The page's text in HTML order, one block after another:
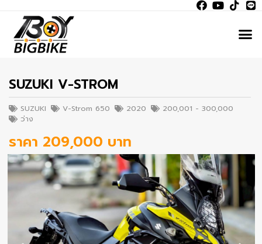
SUZUKI V-STROM
SUZUKI V-Strom 650 2020
200,001 - 300,000
ว่าง
ราคา 209,000 บาท